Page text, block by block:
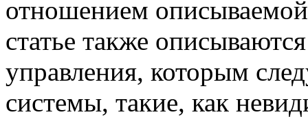
отношением
статье также
управления, которым
системы, такие, как